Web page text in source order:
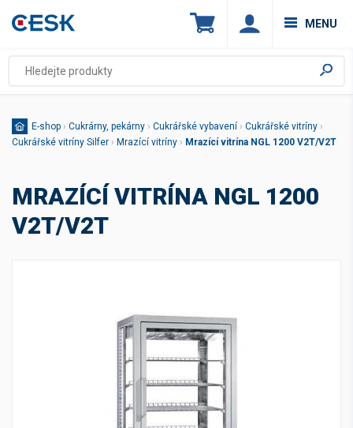
MENU
E-shop › Cukrárny, pekárny › Cukrářské vybavení › Cukrářské vitríny ›
Cukrářské vitríny Silfer › Mrazící vitríny › Mrazící vitrína NGL 1200 V2T/V2T
MRAZÍCÍ VITRÍNA NGL 1200
V2T/V2T